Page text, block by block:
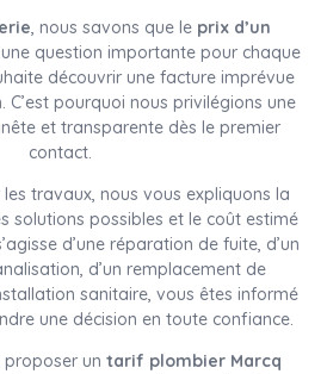
, nous savons que le prix d’un
question importante pour chaque
découvrir une facture imprévue
C’est pourquoi nous privilégions une
et transparente dès le premier
contact.
travaux, nous vous expliquons la
solutions possibles et le coût estimé
d’une réparation de fuite, d’un
d’un remplacement de
sanitaire, vous êtes informé
une décision en toute confiance.
un tarif plombier Marcq